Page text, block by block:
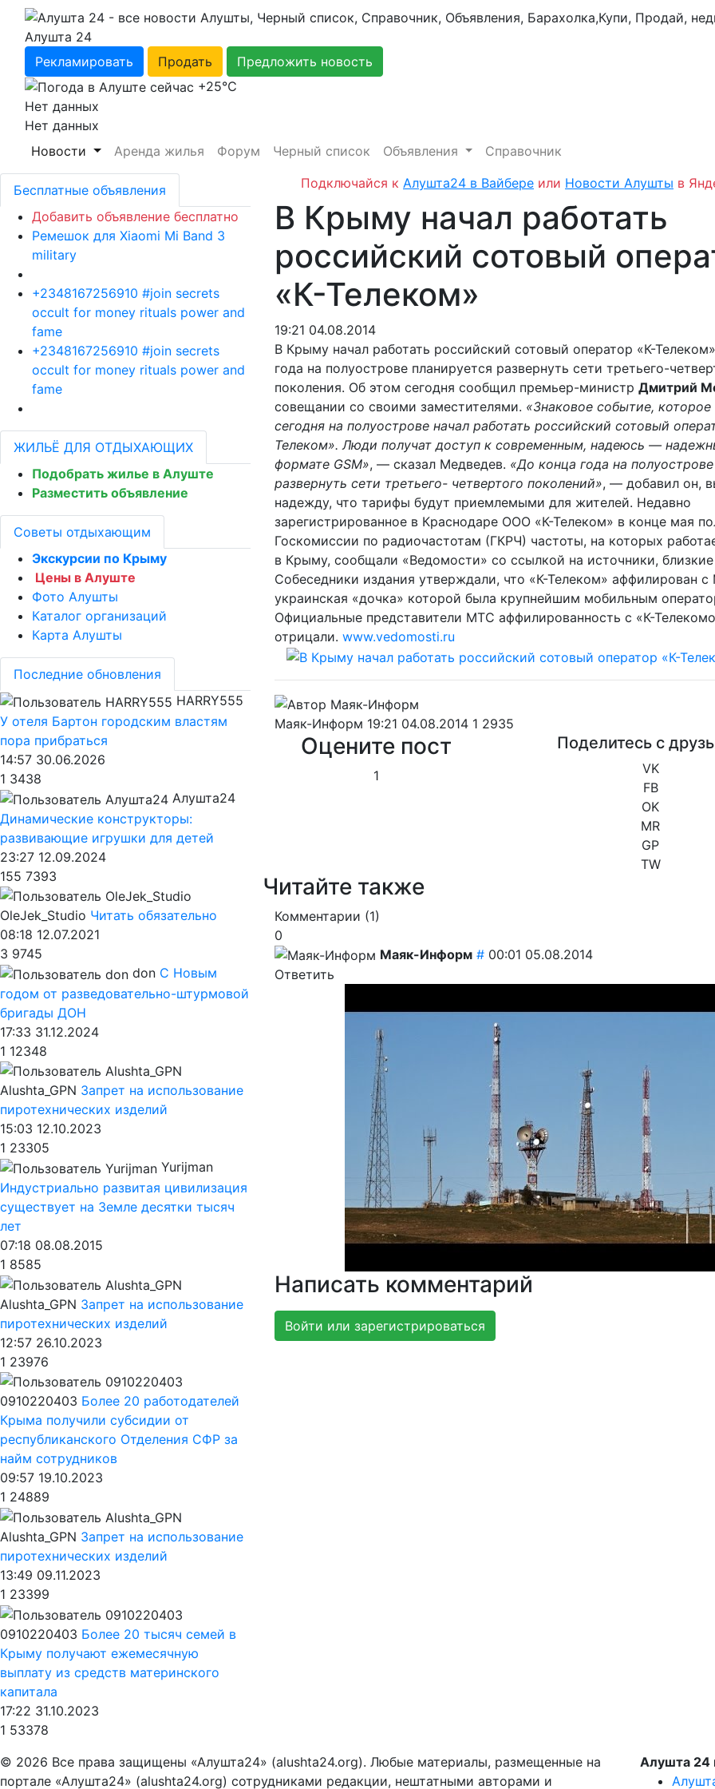
Алушта 24
Рекламировать
Продать
Предложить новость
+25℃
Нет данных
Нет данных
Новости
Аренда жилья Форум Черный список Объявления
Справочник
Подключайся к Алушта24 в Вайбере или Новости Алушты в
В Крыму начал работать
российский сотовый
«К-Телеком»
19:21 04.08.2014
В Крыму начал работать российский сотовый оператор «К-
года на полуострове планируется развернуть сети третьего-
поколения. Об этом сегодня сообщил премьер-министр Дмитрий
совещании со своими заместителями. «Знаковое событие,
сегодня на полуострове начал работать российский сотовый
Телеком». Люди получат доступ к современным, надеюсь —
формате GSM», — сказал Медведев. «До конца года на
развернуть сети третьего- четвертого поколений», — добавил он,
надежду, что тарифы будут приемлемыми для жителей. Недавно
зарегистрированное в Краснодаре ООО «К-Телеком» в конце мая
Госкомиссии по радиочастотам (ГКРЧ) частоты, на которых
в Крыму, сообщали «Ведомости» со ссылкой на источники,
Собеседники издания утверждали, что «К-Телеком» аффилирован
украинская «дочка» которой была крупнейшим мобильным
Официальные представители МТС аффилированность с «К-
отрицали. www.vedomosti.ru
Маяк-Информ 19:21 04.08.2014 1 2935
Оцените пост
1
Поделитесь с
VK
FB
OK
MR
GP
TW
Читайте также
Комментарии (1)
0
Маяк-Информ # 00:01 05.08.2014
Ответить
Написать комментарий
Войти или зарегистрироваться
Бесплатные объявления
Добавить объявление бесплатно
Ремешок для Xiaomi Mi Band 3
military
+2348167256910 #join secrets
occult for money rituals power and
fame
+2348167256910 #join secrets
occult for money rituals power and
fame
ЖИЛЬЁ ДЛЯ ОТДЫХАЮЩИХ
Подобрать жилье в Алуште
Разместить объявление
Советы отдыхающим
Экскурсии по Крыму
Цены в Алуште
Фото Алушты
Каталог организаций
Карта Алушты
Последние обновления
HARRY555
У отеля Бартон городским властям
пора прибраться
14:57 30.06.2026
1 3438
Алушта24
Динамические конструкторы:
развивающие игрушки для детей
23:27 12.09.2024
155 7393
OleJek_Studio Читать обязательно
08:18 12.07.2021
3 9745
don С Новым
годом от разведовательно-штурмовой
бригады ДОН
17:33 31.12.2024
1 12348
Alushta_GPN Запрет на использование
пиротехнических изделий
15:03 12.10.2023
1 23305
Yurijman
Индустриально развитая цивилизация
существует на Земле десятки тысяч
лет
07:18 08.08.2015
1 8585
Alushta_GPN Запрет на использование
пиротехнических изделий
12:57 26.10.2023
1 23976
0910220403 Более 20 работодателей
Крыма получили субсидии от
республиканского Отделения СФР за
найм сотрудников
09:57 19.10.2023
1 24889
Alushta_GPN Запрет на использование
пиротехнических изделий
13:49 09.11.2023
1 23399
0910220403 Более 20 тысяч семей в
Крыму получают ежемесячную
выплату из средств материнского
капитала
17:22 31.10.2023
1 53378
© 2026 Все права защищены «Алушта24» (alushta24.org). Любые материалы, размещенные на
портале «Алушта24» (alushta24.org) сотрудниками редакции, нештатными авторами и
Алушта 24